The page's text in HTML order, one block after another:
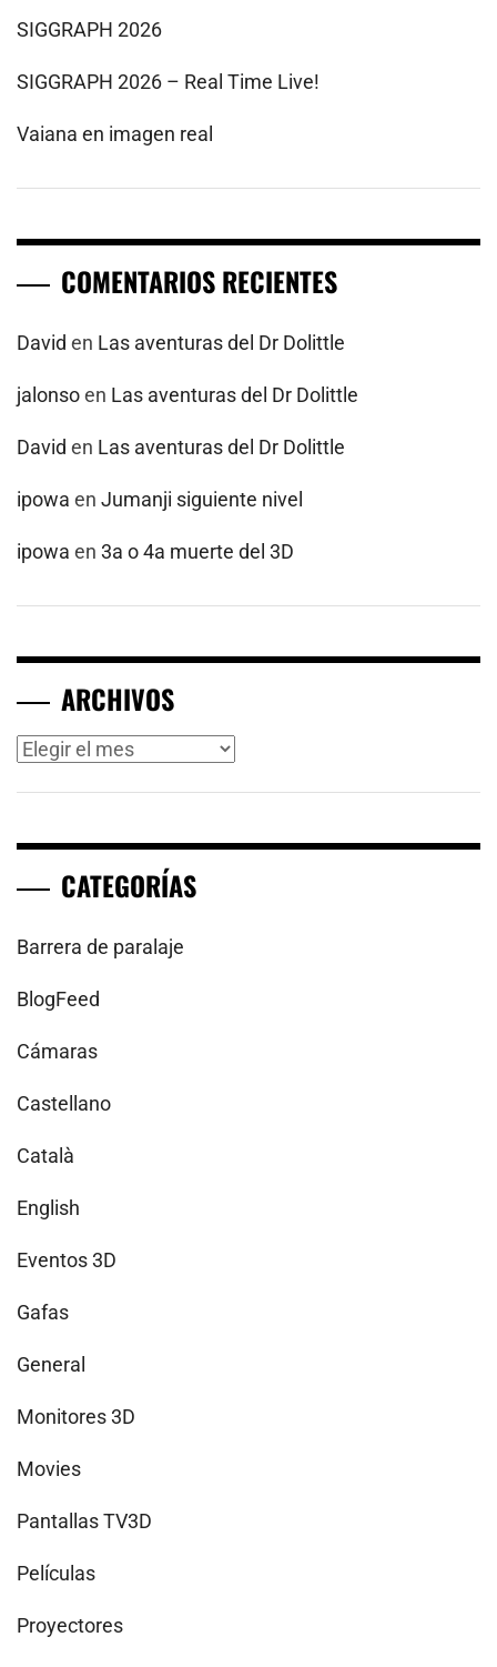
SIGGRAPH 2026
SIGGRAPH 2026 – Real Time Live!
Vaiana en imagen real
COMENTARIOS RECIENTES
David en Las aventuras del Dr Dolittle
jalonsoen Las aventuras del Dr Dolittle
David en Las aventuras del Dr Dolittle
ipowa en Jumanji siguiente nivel
ipowa en 3a o 4a muerte del 3D
ARCHIVOS
Archivos
CATEGORÍAS
Barrera de paralaje
BlogFeed
Cámaras
Castellano
Català
English
Eventos 3D
Gafas
General
Monitores 3D
Movies
Pantallas TV3D
Películas
Proyectores